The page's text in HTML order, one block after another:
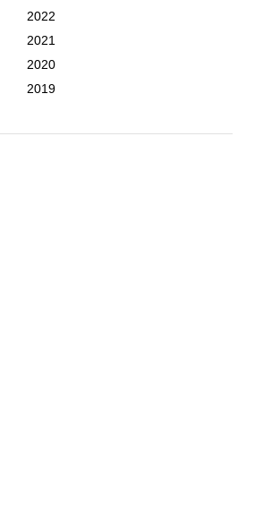
2022
2021
2020
2019